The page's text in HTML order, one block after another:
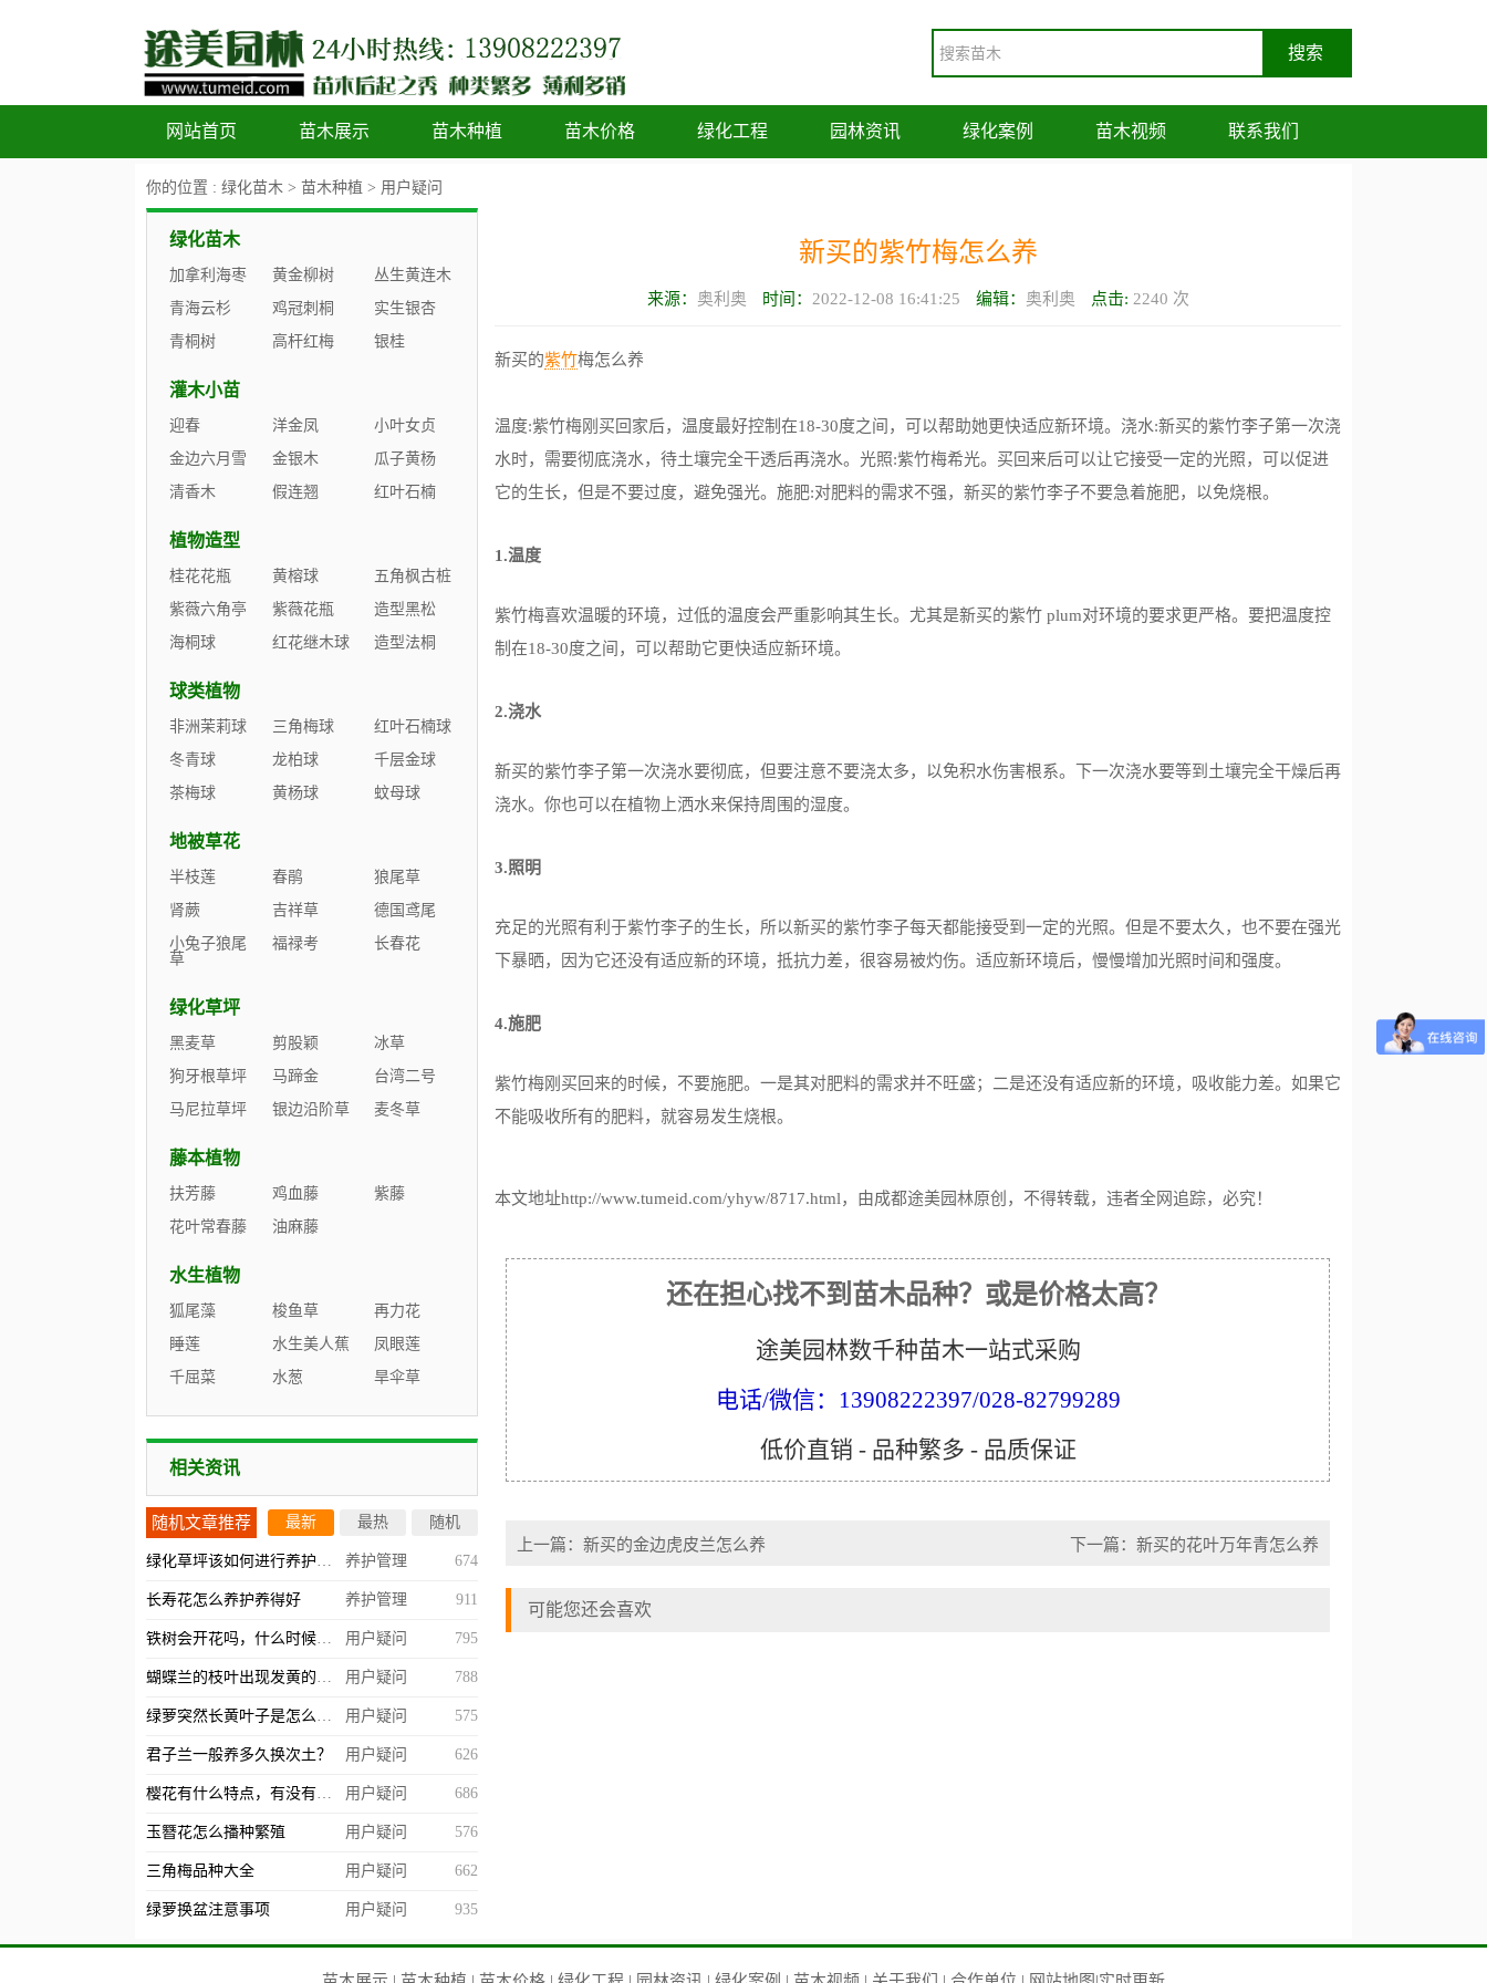
网站首页 苗木展示 苗木种植 苗木价格 绿化工程 园林资讯 绿化案例 苗木视频 联系我们
你的位置 : 绿化苗木 > 苗木种植 > 用户疑问
新买的紫竹梅怎么养
来源： 奥利奥 时间： 2022-12-08 16:41:25 编辑： 奥利奥 点击: 2240 次
新买的紫竹梅怎么养
温度:紫竹梅刚买回家后，温度最好控制在18-30度之间，可以帮助她更快适应新环境。浇水:新买的紫竹李子第一次浇
水时，需要彻底浇水，待土壤完全干透后再浇水。光照:紫竹梅希光。买回来后可以让它接受一定的光照，可以促进
它的生长，但是不要过度，避免强光。施肥:对肥料的需求不强，新买的紫竹李子不要急着施肥，以免烧根。
1.温度
紫竹梅喜欢温暖的环境，过低的温度会严重影响其生长。尤其是新买的紫竹 plum对环境的要求更严格。要把温度控
制在18-30度之间，可以帮助它更快适应新环境。
2.浇水
新买的紫竹李子第一次浇水要彻底，但要注意不要浇太多，以免积水伤害根系。下一次浇水要等到土壤完全干燥后再
浇水。你也可以在植物上洒水来保持周围的湿度。
3.照明
充足的光照有利于紫竹李子的生长，所以新买的紫竹李子每天都能接受到一定的光照。但是不要太久，也不要在强光
下暴晒，因为它还没有适应新的环境，抵抗力差，很容易被灼伤。适应新环境后，慢慢增加光照时间和强度。
4.施肥
紫竹梅刚买回来的时候，不要施肥。一是其对肥料的需求并不旺盛；二是还没有适应新的环境，吸收能力差。如果它
不能吸收所有的肥料，就容易发生烧根。
本文地址http://www.tumeid.com/yhyw/8717.html，由成都途美园林原创，不得转载，违者全网追踪，必究！
还在担心找不到苗木品种？或是价格太高？
途美园林数千种苗木一站式采购
电话/微信：13908222397/028-82799289
低价直销 - 品种繁多 - 品质保证
上一篇： 新买的金边虎皮兰怎么养 下一篇： 新买的花叶万年青怎么养
可能您还会喜欢
绿化苗木
加拿利海枣 黄金柳树
丛生黄连木
青海云杉
鸡冠刺桐
实生银杏
青桐树
高杆红梅 银桂
灌木小苗
迎春 洋金凤
小叶女贞
金边六月雪
金银木
瓜子黄杨
清香木
假连翘 红叶石楠
植物造型
桂花花瓶 黄榕球
五角枫古桩
紫薇六角亭
紫薇花瓶
造型黑松
海桐球
红花继木球 造型法桐
球类植物
非洲茉莉球 三角梅球
红叶石楠球
冬青球
龙柏球
千层金球
茶梅球
黄杨球 蚊母球
地被草花
半枝莲 春鹃
狼尾草
肾蕨
吉祥草
德国鸢尾
小兔子狼尾
草
福禄考 长春花
绿化草坪
黑麦草 剪股颖
冰草
狗牙根草坪
马蹄金
台湾二号
马尼拉草坪
银边沿阶草 麦冬草
藤本植物
扶芳藤 鸡血藤
紫藤
花叶常春藤
油麻藤
水生植物
狐尾藻 梭鱼草
再力花
睡莲
水生美人蕉
凤眼莲
千屈菜
水葱 旱伞草
相关资讯
随机文章推荐 最新 最热 随机
绿化草坪该如何进行养护管理？ 养护管理 674
长寿花怎么养护养得好 养护管理 911
铁树会开花吗，什么时候开？ 用户疑问 795
蝴蝶兰的枝叶出现发黄的情况怎么办？ 用户疑问 788
绿萝突然长黄叶子是怎么回事，什么原因造成的？ 用户疑问 575
君子兰一般养多久换次土？ 用户疑问 626
樱花有什么特点，有没有观赏价值？ 用户疑问 686
玉簪花怎么播种繁殖 用户疑问 576
三角梅品种大全 用户疑问 662
绿萝换盆注意事项 用户疑问 935